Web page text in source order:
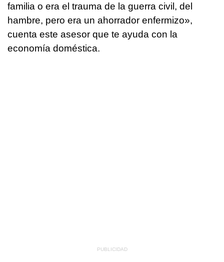
familia o era el trauma de la guerra civil, del
hambre, pero era un ahorrador enfermizo»,
cuenta este asesor que te ayuda con la
economía doméstica.